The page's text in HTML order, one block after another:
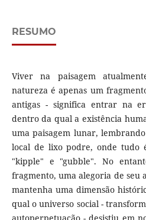
RESUMO
Viver na paisagem
natureza é apenas um
antigas - significa entrar na
dentro da qual a existência
uma paisagem lunar,
local de lixo podre, onde tudo
"kipple" e "gubble". No
fragmento, uma alegoria de seu
mantenha uma dimensão
qual o universo social -